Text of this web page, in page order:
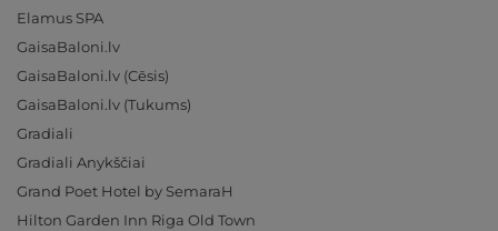
Elamus SPA
GaisaBaloni.lv
GaisaBaloni.lv (Cēsis)
GaisaBaloni.lv (Tukums)
Gradiali
Gradiali Anykščiai
Grand Poet Hotel by SemaraH
Hilton Garden Inn Riga Old Town